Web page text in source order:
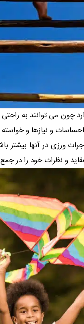
چون می توانند به
و نیازها و
ورزی در آنها
و نظرات خود را در